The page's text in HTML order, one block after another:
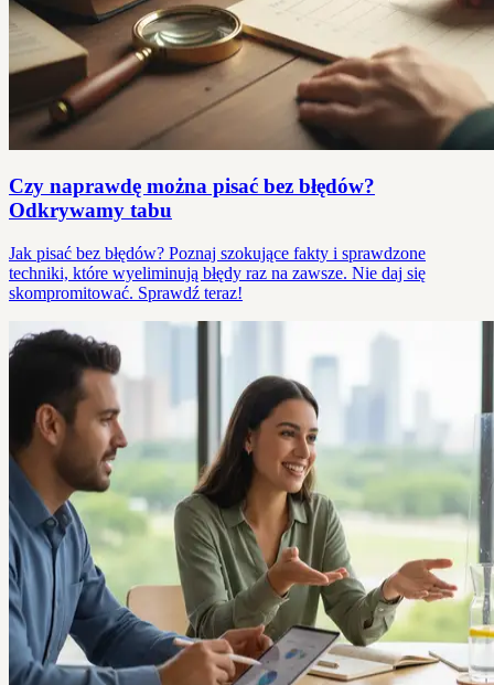
Czy naprawdę można pisać bez błędów?
Odkrywamy tabu
Jak pisać bez błędów? Poznaj szokujące fakty i sprawdzone
techniki, które wyeliminują błędy raz na zawsze. Nie daj się
skompromitować. Sprawdź teraz!